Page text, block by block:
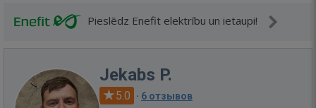
Pieslēdz Enefit elektrību un ietaupi!
Jekabs P.
5.0 · 6 отзывов